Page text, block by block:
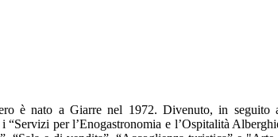
è nato a Giarre nel 1972. Divenuto, in seguito
“Servizi per l’Enogastronomia e l’Ospitalità